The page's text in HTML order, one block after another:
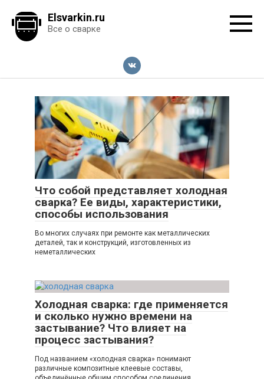
контенту
Elsvarkin.ru
Все о сварке
Что собой представляет холодная
сварка? Ее виды, характеристики,
способы использования
Во многих случаях при ремонте как металлических
деталей, так и конструкций, изготовленных из
неметаллических
Холодная сварка: где применяется
и сколько нужно времени на
застывание? Что влияет на
процесс застывания?
Под названием «холодная сварка» понимают
различные композитные клеевые составы,